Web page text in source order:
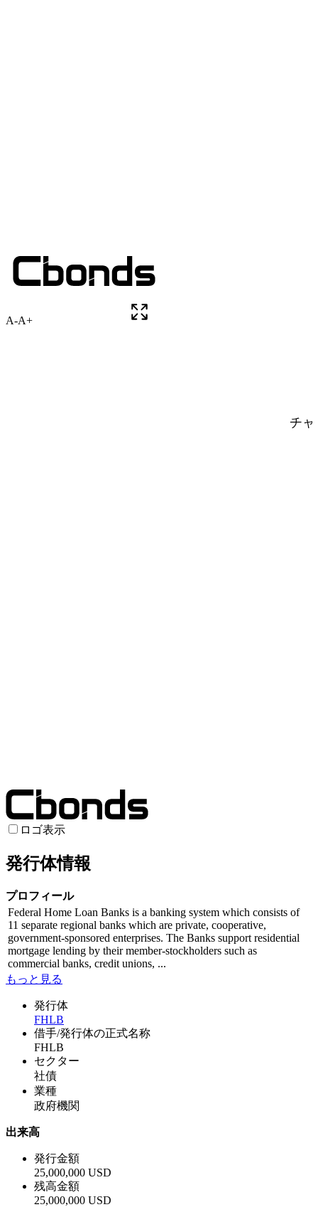
A-A+
チ
ロゴ表示
発行体情報
プロフィール
Federal Home Loan Banks is a banking system which consists of
11 separate regional banks which are private, cooperative,
government-sponsored enterprises. The Banks support residential
mortgage lending by their member-stockholders such as
commercial banks, credit unions, ...
もっと見る
発行体
FHLB
借手/発行体の正式名称
FHLB
セクター
社債
業種
政府機関
出来高
発行金額
25,000,000 USD
残高金額
25,000,000 USD